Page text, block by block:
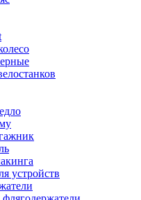
устройств